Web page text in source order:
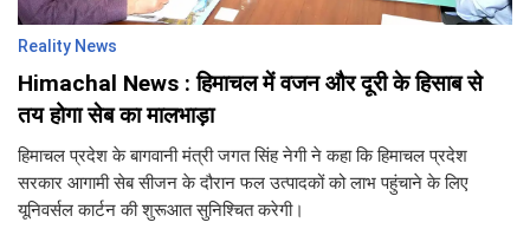
Reality News
Himachal News : हिमाचल में वजन और दूरी के हिसाब से
तय होगा सेब का मालभाड़ा
हिमाचल प्रदेश के बागवानी मंत्री जगत सिंह नेगी ने कहा कि हिमाचल प्रदेश
सरकार आगामी सेब सीजन के दौरान फल उत्पादकों को लाभ पहुंचाने के लिए
यूनिवर्सल कार्टन की शुरूआत सुनिश्चित करेगी।